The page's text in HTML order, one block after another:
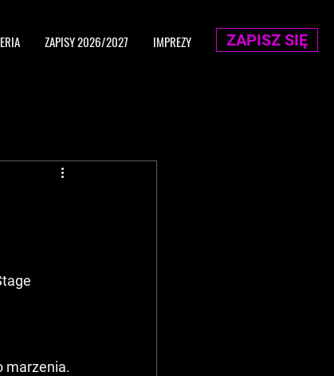
ZAPISZ SIĘ
ZAPISY 2026/2027 IMPREZY
marzenia.